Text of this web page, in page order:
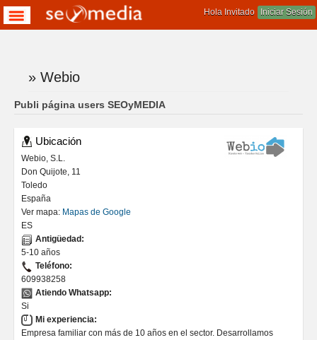
Iniciar Sesión
Hola Invitado
Te encuentras aqui
» Webio
Publi página users SEOyMEDIA
Ubicación
Webio, S.L.
Don Quijote, 11
Toledo
España
Ver mapa: Mapas de Google
ES
Antigüedad:
5-10 años
Teléfono:
609938258
Atiendo Whatsapp:
Si
Mi experiencia:
Empresa familiar con más de 10 años en el sector. Desarrollamos